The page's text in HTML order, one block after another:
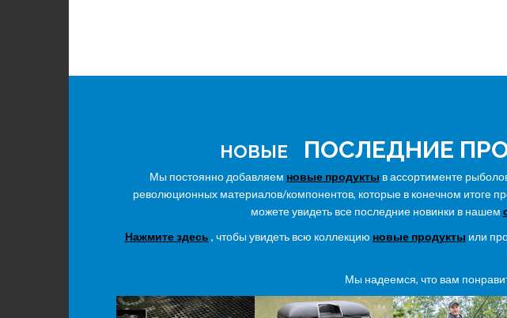
НОВЫЕ ПОСЛЕДНИЕ
Мы постоянно добавляем новые продукты в ассортименте
революционных материалов/компонентов, которые в конечном итоге
можете увидеть все последние новинки в нашем
Нажмите здесь , чтобы увидеть всю коллекцию новые продукты или
Мы надеемся, что вам